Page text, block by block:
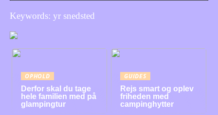
Keywords: yr snedsted
OPHOLD
Derfor skal du tage
hele familien med på
glampingtur
GUIDES
Rejs smart og oplev
friheden med
campinghytter